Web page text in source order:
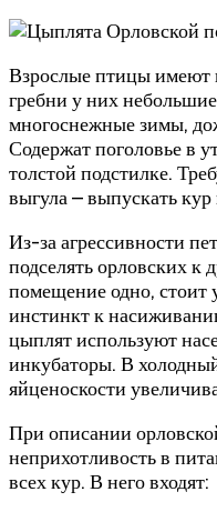
Взрослые птицы имеют
гребни у них
многоснежные зимы,
Содержат поголовье в
толстой подстилке.
выгула – выпускать
Из-за агрессивности
подселять орловских к
помещение одно, стоит
инстинкт к
цыплят используют
инкубаторы. В
яйценоскости
При описании
неприхотливость в
всех кур. В него входят: